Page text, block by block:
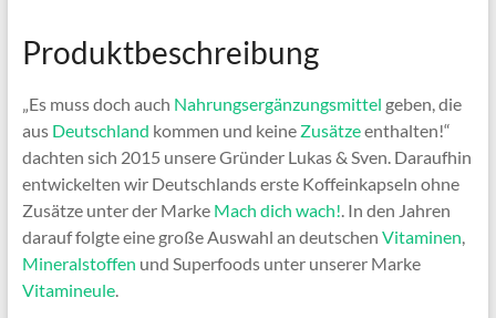
Produktbeschreibung
„Es muss doch auch Nahrungsergänzungsmittel geben, die
aus Deutschland kommen und keine Zusätzeenthalten!“
dachten sich 2015 unsere Gründer Lukas & Sven. Daraufhin
entwickelten wir Deutschlands erste Koffeinkapseln ohne
Zusätze unter der Marke Mach dich wach!. In den Jahren
darauf folgte eine große Auswahl an deutschen Vitaminen,
Mineralstoffen und Superfoods unter unserer Marke
Vitamineule.